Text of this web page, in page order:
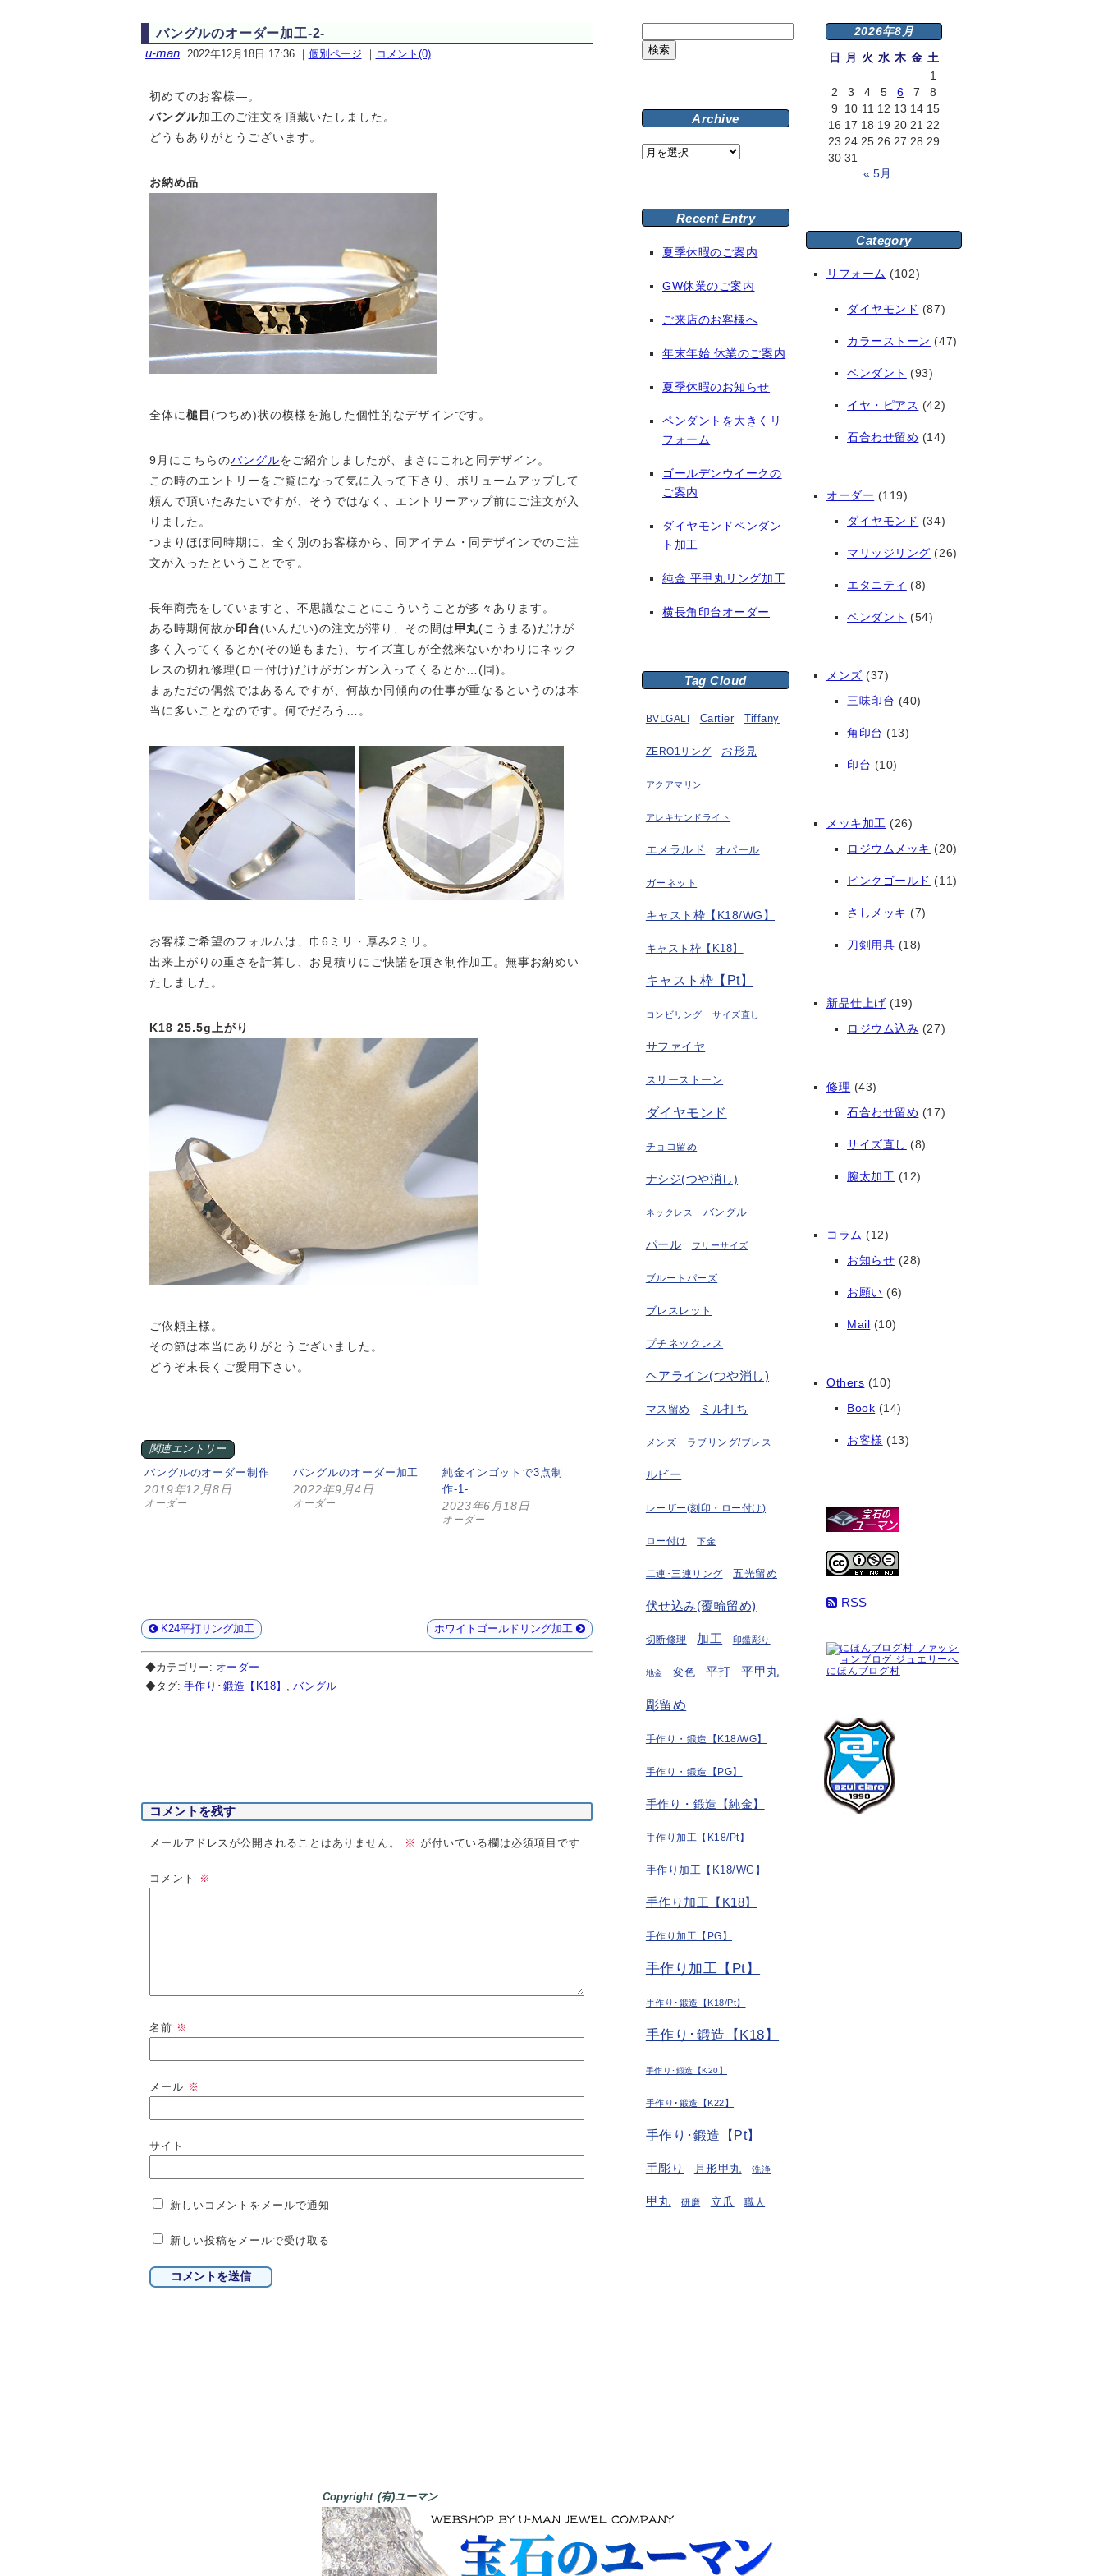
バングルのオーダー加工-2-
u-man 2022年12月18日 17:36｜ 個別ページ ｜ コメント(0)
初めてのお客様—。
バングル加工のご注文を頂戴いたしました。
どうもありがとうございます。
お納め品
全体に槌目 (つちめ)状の模様を施した個性的なデザインです。
9月にこちらのバングルをご紹介しましたが、まさにこれと同デザイン。
この時のエントリーをご覧になって気に入って下さり、ボリュームアップして
頼んで頂いたみたいですが、そうではなく、エントリーアップ前にご注文が入
りました。
つまりほぼ同時期に、全く別のお客様から、同アイテム・同デザインでのご注
文が入ったということです。
長年商売をしていますと、不思議なことにこういうことが多々あります。
ある時期何故か印台(いんだい)の注文が滞り、その間は甲丸(こうまる)だけが
多く入ってくるとか(その逆もまた)、サイズ直しが全然来ないかわりにネック
レスの切れ修理(ロー付け)だけがガンガン入ってくるとか…(同)。
まぁただの偶然ではあるんですが、何故か同傾向の仕事が重なるというのは本
当に多いことなのです。何でだろう…。
お客様ご希望のフォルムは、巾6ミリ・厚み2ミリ。
出来上がりの重さを計算し、お見積りにご快諾を頂き制作加工。無事お納めい
たしました。
K18 25.5g上がり
ご依頼主様。
その節は本当にありがとうございました。
どうぞ末長くご愛用下さい。
関連エントリー
バングルのオーダー制作
2019年12月8日
オーダー
バングルのオーダー加工
2022年9月4日
オーダー
純金インゴットで3点制
作-1-
2023年6月18日
オーダー
K24平打リング加工 ホワイトゴールドリング加工
◆カテゴリー: オーダー
◆タグ: 手作り･鍛造【K18】 ,バングル
コメントを残す
メールアドレスが公開されることはありません。 ※ が付いている欄は必須項目です
コメント ※
名前 ※
メール ※
サイト
新しいコメントをメールで通知
新しい投稿をメールで受け取る
索:
Archive
Archive
Recent Entry
夏季休暇のご案内
GW休業のご案内
ご来店のお客様へ
年末年始 休業のご案内
夏季休暇のお知らせ
ペンダントを大きくリ
フォーム
ゴールデンウイークの
ご案内
ダイヤモンドペンダン
ト加工
純金 平甲丸リング加工
横長角印台オーダー
Tag Cloud
BVLGALI Cartier Tiffany
ZERO1リング お形見
アクアマリン
アレキサンドライト
エメラルド オパール
ガーネット
キャスト枠【K18/WG】
キャスト枠【K18】
キャスト枠【Pt】
コンビリング サイズ直し
サファイヤ
スリーストーン
ダイヤモンド
チョコ留め
ナシジ(つや消し)
ネックレス バングル
パール フリーサイズ
ブルートパーズ
ブレスレット
プチネックレス
ヘアライン(つや消し)
マス留め ミル打ち
メンズ ラブリング/ブレス
ルビー
レーザー(刻印・ロー付け)
ロー付け 下金
二連･三連リング 五光留め
伏せ込み(覆輪留め)
切断修理 加工 印鑑彫り
地金 変色 平打 平甲丸
彫留め
手作り・鍛造【K18/WG】
手作り・鍛造【PG】
手作り・鍛造【純金】
手作り加工【K18/Pt】
手作り加工【K18/WG】
手作り加工【K18】
手作り加工【PG】
手作り加工【Pt】
手作り･鍛造【K18/Pt】
手作り･鍛造【K18】
手作り･鍛造【K20】
手作り･鍛造【K22】
手作り･鍛造【Pt】
手彫り 月形甲丸 洗浄
甲丸 研磨 立爪 職人
2026年8月
日
月 火 水 木 金 土
1
2
3 4 5 6 7
8
9
10 11 12 13 14 15
16 17 18 19 20 21 22
23 24 25 26 27 28 29
30 31
« 5月
Category
リフォーム (102)
ダイヤモンド (87)
カラーストーン (47)
ペンダント (93)
イヤ・ピアス (42)
石合わせ留め (14)
オーダー (119)
ダイヤモンド (34)
マリッジリング (26)
エタニティ (8)
ペンダント (54)
メンズ (37)
三味印台 (40)
角印台 (13)
印台 (10)
メッキ加工 (26)
ロジウムメッキ (20)
ピンクゴールド (11)
さしメッキ (7)
刀剣用具 (18)
新品仕上げ (19)
ロジウム込み (27)
修理 (43)
石合わせ留め (17)
サイズ直し (8)
腕太加工 (12)
コラム (12)
お知らせ (28)
お願い (6)
Mail (10)
Others (10)
Book (14)
お客様 (13)
RSS
にほんブログ村
Copyright (有)ユーマン